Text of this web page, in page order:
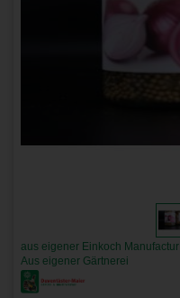
aus eigener Einkoch Manufactur
Aus eigener Gärtnerei